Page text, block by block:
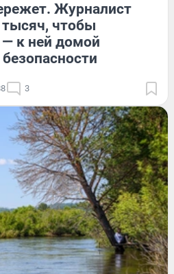
Журналист
тысяч, чтобы
— к ней домой
3